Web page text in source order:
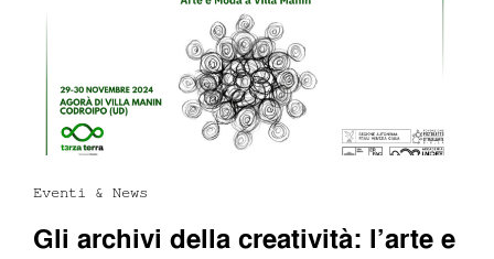
Eventi & News
Gli archivi della creatività: l’arte e